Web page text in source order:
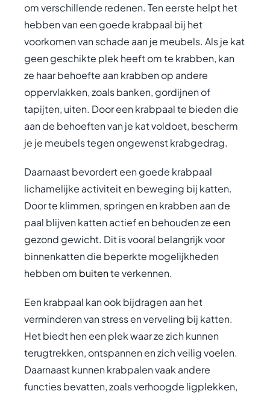
om verschillende redenen. Ten eerste helpt het
hebben van een goede krabpaal bij het
voorkomen van schade aan je meubels. Als je kat
geen geschikte plek heeft om te krabben, kan
ze haar behoefte aan krabben op andere
oppervlakken, zoals banken, gordijnen of
tapijten, uiten. Door een krabpaal te bieden die
aan de behoeften van je kat voldoet, bescherm
je je meubels tegen ongewenst krabgedrag.
Daarnaast bevordert een goede krabpaal
lichamelijke activiteit en beweging bij katten.
Door te klimmen, springen en krabben aan de
paal blijven katten actief en behouden ze een
gezond gewicht. Dit is vooral belangrijk voor
binnenkatten die beperkte mogelijkheden
hebben om buitente verkennen.
Een krabpaal kan ook bijdragen aan het
verminderen van stress en verveling bij katten.
Het biedt hen een plek waar ze zich kunnen
terugtrekken, ontspannen en zich veilig voelen.
Daarnaast kunnen krabpalen vaak andere
functies bevatten, zoals verhoogde ligplekken,